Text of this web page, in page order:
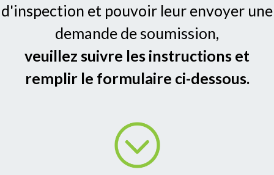
d'inspection et pouvoir leur envoyer une
demande de soumission,
veuillez suivre les instructions et
remplir le formulaire ci-dessous.